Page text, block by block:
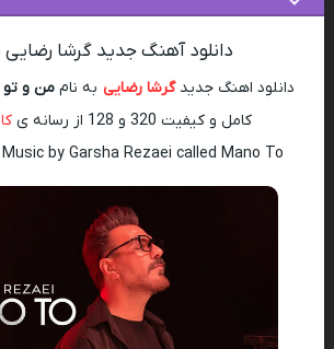
دانلود آهنگ جدید گرشا
دانلود اهنگ جدیدگرشا رضایی به نام من و تو
کامل و کیفیت 320 و 128 از رسانه ی
by Garsha Rezaei called Mano To